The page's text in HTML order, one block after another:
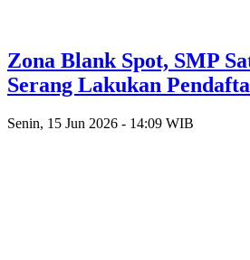
Zona Blank Spot, SMP
Serang Lakukan
Senin, 15 Jun 2026 - 14:09 WIB